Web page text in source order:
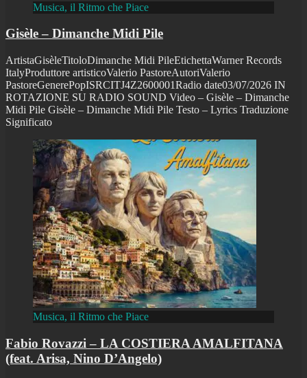
Musica, il Ritmo che Piace
Gisèle – Dimanche Midi Pile
ArtistaGisèleTitoloDimanche Midi PileEtichettaWarner Records
ItalyProduttore artisticoValerio PastoreAutoriValerio
PastoreGenerePopISRCITJ4Z2600001Radio date03/07/2026 IN
ROTAZIONE SU RADIO SOUND Video – Gisèle – Dimanche
Midi Pile Gisèle – Dimanche Midi Pile Testo – Lyrics Traduzione
Significato
Musica, il Ritmo che Piace
Fabio Rovazzi – LA COSTIERA AMALFITANA
(feat. Arisa, Nino D’Angelo)